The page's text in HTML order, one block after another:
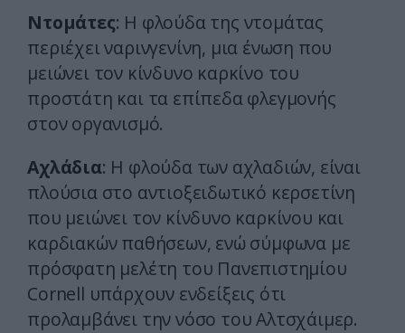
Ντομάτες: Η φλούδα της ντομάτας
περιέχει ναρινγενίνη, μια ένωση που
μειώνει τον κίνδυνο καρκίνο του
προστάτη και τα επίπεδα φλεγμονής
στον οργανισμό.
Αχλάδια: Η φλούδα των αχλαδιών, είναι
πλούσια στο αντιοξειδωτικό κερσετίνη
που μειώνει τον κίνδυνο καρκίνου και
καρδιακών παθήσεων, ενώ σύμφωνα με
πρόσφατη μελέτη του Πανεπιστημίου
Cornell υπάρχουν ενδείξεις ότι
προλαμβάνει την νόσο του Αλτσχάιμερ.